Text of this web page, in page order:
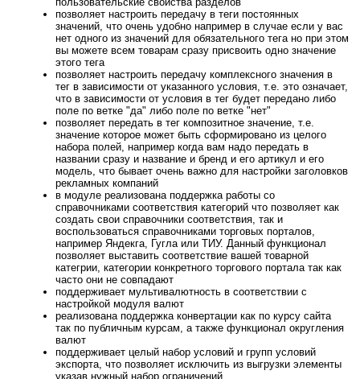
позволяет настроить передачу в теги постоянных
значений, что очень удобно например в случае если у вас
нет одного из значений для обязательного тега но при этом
вы можете всем товарам сразу присвоить одно значение
этого тега
позволяет настроить передачу комплексного значения в
тег в зависимости от указанного условия, т.е. это означает,
что в зависимости от условия в тег будет передано либо
поле по ветке "да" либо поле по ветке "нет"
позволяет передать в тег композитное значение, т.е.
значение которое может быть сформировано из целого
набора полей, например когда вам надо передать в
названии сразу и название и бренд и его артикул и его
модель, что бывает очень важно для настройки заголовков
рекламных компаний
в модуле реализована поддержка работы со
справочниками соответствия категорий что позволяет как
создать свои справочники соответствия, так и
воспользоваться справочниками торговых порталов,
например Яндекга, Гугла или ТИУ. Данный функционал
позволяет выставить соответствие вашей товарной
категрии, категории конкретного торгового портала так как
часто они не совпадают
поддерживает мультивалютность в соответствии с
настройкой модуля валют
реализована поддержка конвертации как по курсу сайта
так по публичным курсам, а также функционал округления
валют
поддерживает целый набор условий и групп условий
экспорта, что позволяет исключить из выгрузки элементы
указав нужный набор ограничений